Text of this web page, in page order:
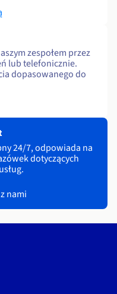
zespołem przez
lub telefonicznie.
dopasowanego do
24/7, odpowiada na
dotyczących
nami